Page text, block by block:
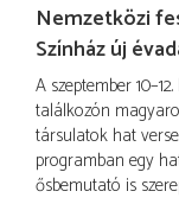
Nemzetközi
Színház új
A szeptember
találkozón
társulatok hat
programban egy
ősbemutató is